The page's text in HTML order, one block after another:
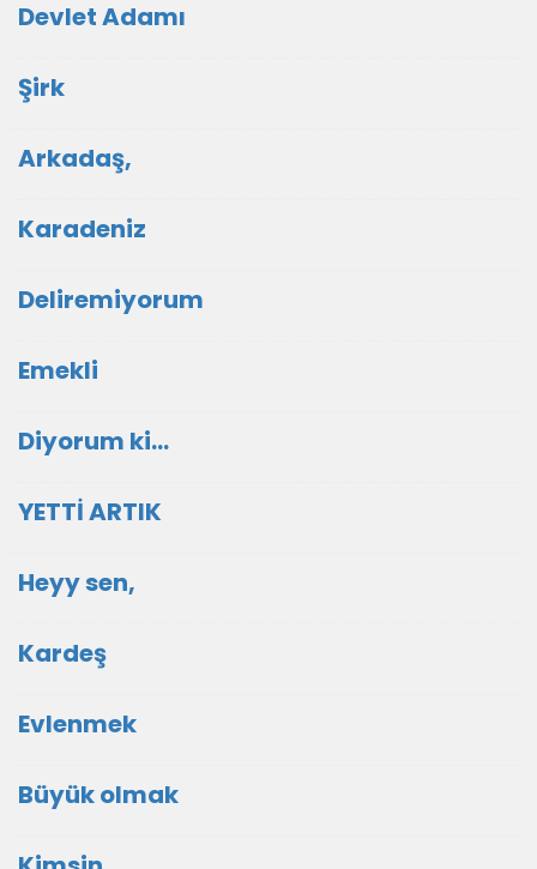
Devlet Adamı
Şirk
Arkadaş,
Karadeniz
Deliremiyorum
Emekli
Diyorum ki…
YETTİ ARTIK
Heyy sen,
Kardeş
Evlenmek
Büyük olmak